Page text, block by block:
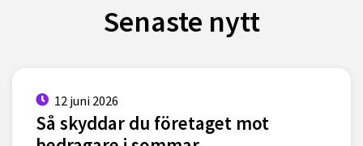
Senaste nytt
12 juni 2026
Så skyddar du företaget mot